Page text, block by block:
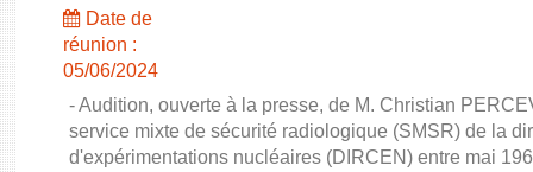
Date de
réunion :
05/06/2024
- Audition, ouverte à la presse, de M. Christian
service mixte de sécurité radiologique (SMSR) de la
d'expérimentations nucléaires (DIRCEN) entre mai